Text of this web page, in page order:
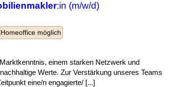
:in (m/w/d)
Homeoffice möglich
einem starken Netzwerk und
Werte. Zur Verstärkung unseres Teams
eine/n engagierte/ [...]